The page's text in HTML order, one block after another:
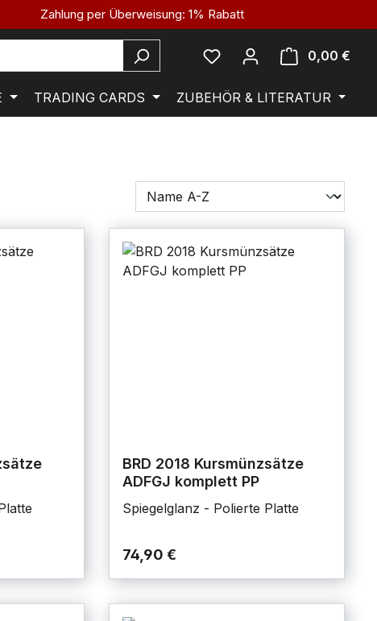
Zahlung per Überweisung: 1% Rabatt
0,00 €
TRADING CARDS ZUBEHÖR & LITERATUR
BRD 2018 Kursmünzsätze
ADFGJ komplett PP
Spiegelglanz - Polierte Platte
74,90 €